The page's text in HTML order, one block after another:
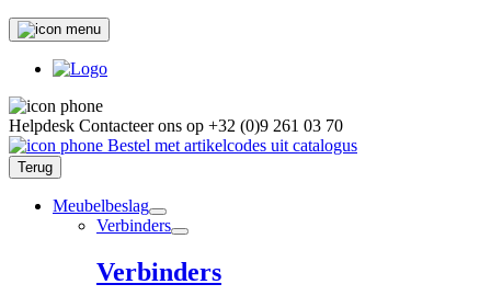
Helpdesk Contacteer ons op +32 (0)9 261 03 70
Bestel met artikelcodes uit catalogus
Terug
Meubelbeslag
Verbinders
Verbinders